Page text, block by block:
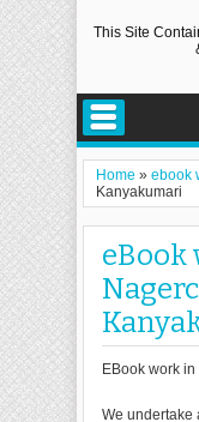
This Site
Home » ebook
Kanyakumari
eBook
EBook work
We undertake